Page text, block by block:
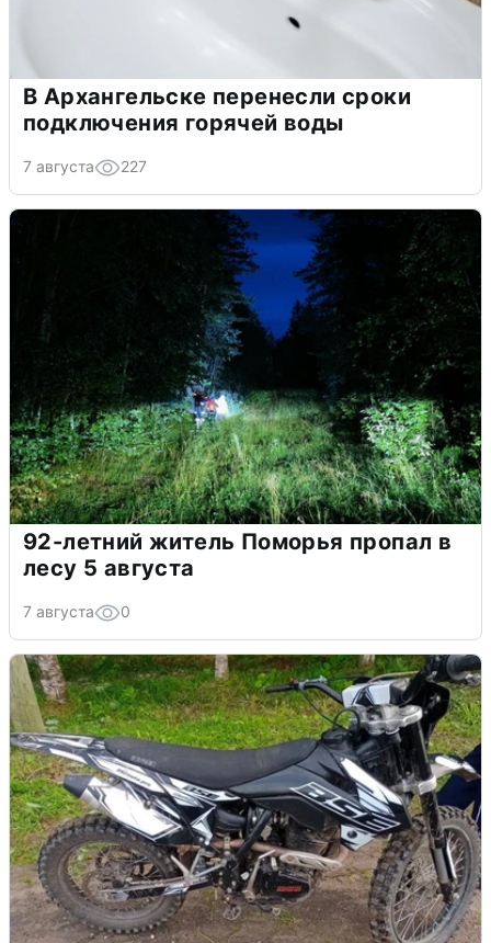
В Архангельске перенесли сроки
подключения горячей воды
7 августа 227
92-летний житель Поморья пропал в
лесу 5 августа
7 августа 0